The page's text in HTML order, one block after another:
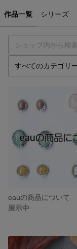
作品一覧 シリーズ
eauの商品について
展示中